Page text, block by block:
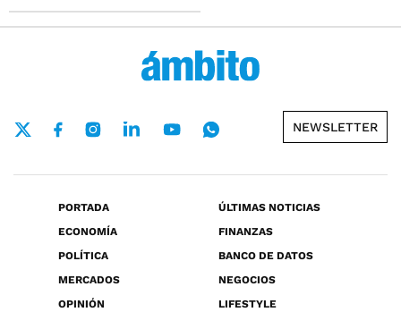
NEWSLETTER
PORTADA
ÚLTIMAS NOTICIAS
ECONOMÍA
FINANZAS
POLÍTICA
BANCO DE DATOS
MERCADOS
NEGOCIOS
OPINIÓN
LIFESTYLE